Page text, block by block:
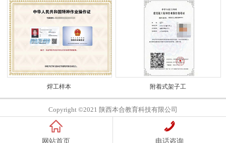
焊工样本 附着式架子工
Copyright ©2021 陕西本合教育科技有限公司
网站首页 电话咨询